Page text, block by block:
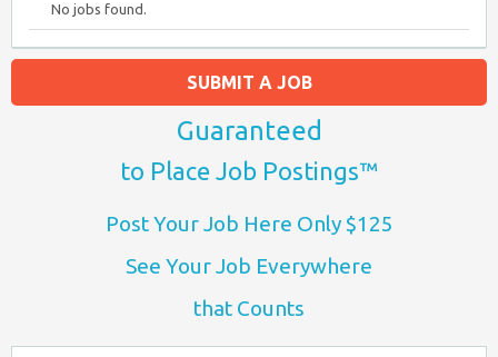
No jobs found.
SUBMIT A JOB
Guaranteed
to Place Job Postings™
Post Your Job Here Only $125
See Your Job Everywhere
that Counts